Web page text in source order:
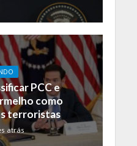
PCC e
como
terroristas
atrás